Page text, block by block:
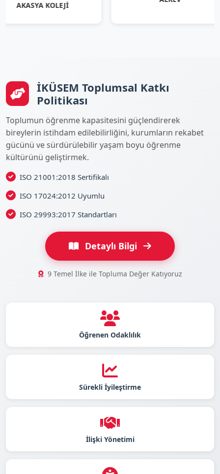
KOLEJİ
İKÜSEM Toplumsal Katkı
Politikası
Toplumun öğrenme kapasitesini güçlendirerek
bireylerin istihdam edilebilirliğini, kurumların rekabet
gücünü ve sürdürülebilir yaşam boyu öğrenme
kültürünü geliştirmek.
ISO 21001:2018 Sertifikalı
ISO 17024:2012 Uyumlu
ISO 29993:2017 Standartları
Detaylı Bilgi
9 Temel İlke ile Topluma Değer Katıyoruz
Öğrenen Odaklılık
Sürekli İyileştirme
İlişki Yönetimi